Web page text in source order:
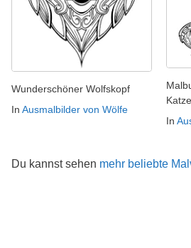
Wunderschöner Wolfskopf
In Ausmalbilder von Wölfe
In
Du kannst sehen mehr beliebte